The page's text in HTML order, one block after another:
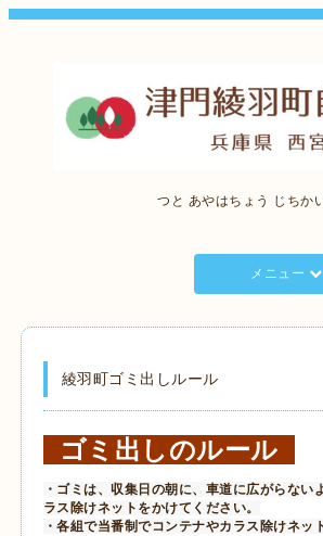
つと あやはちょう じちか
メニュー
綾羽町ゴミ出しルール
ゴミ出しのルール
・ゴミは、収集日の朝に、車道に広がらない
ラス除けネットをかけてください。
・各組で当番制でコンテナやカラス除けネッ